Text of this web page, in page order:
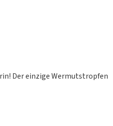
Der einzige Wermutstropfen